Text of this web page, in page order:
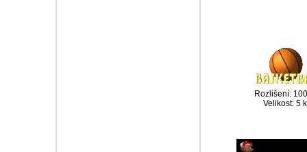
Rozlišení:
Velikost: 5